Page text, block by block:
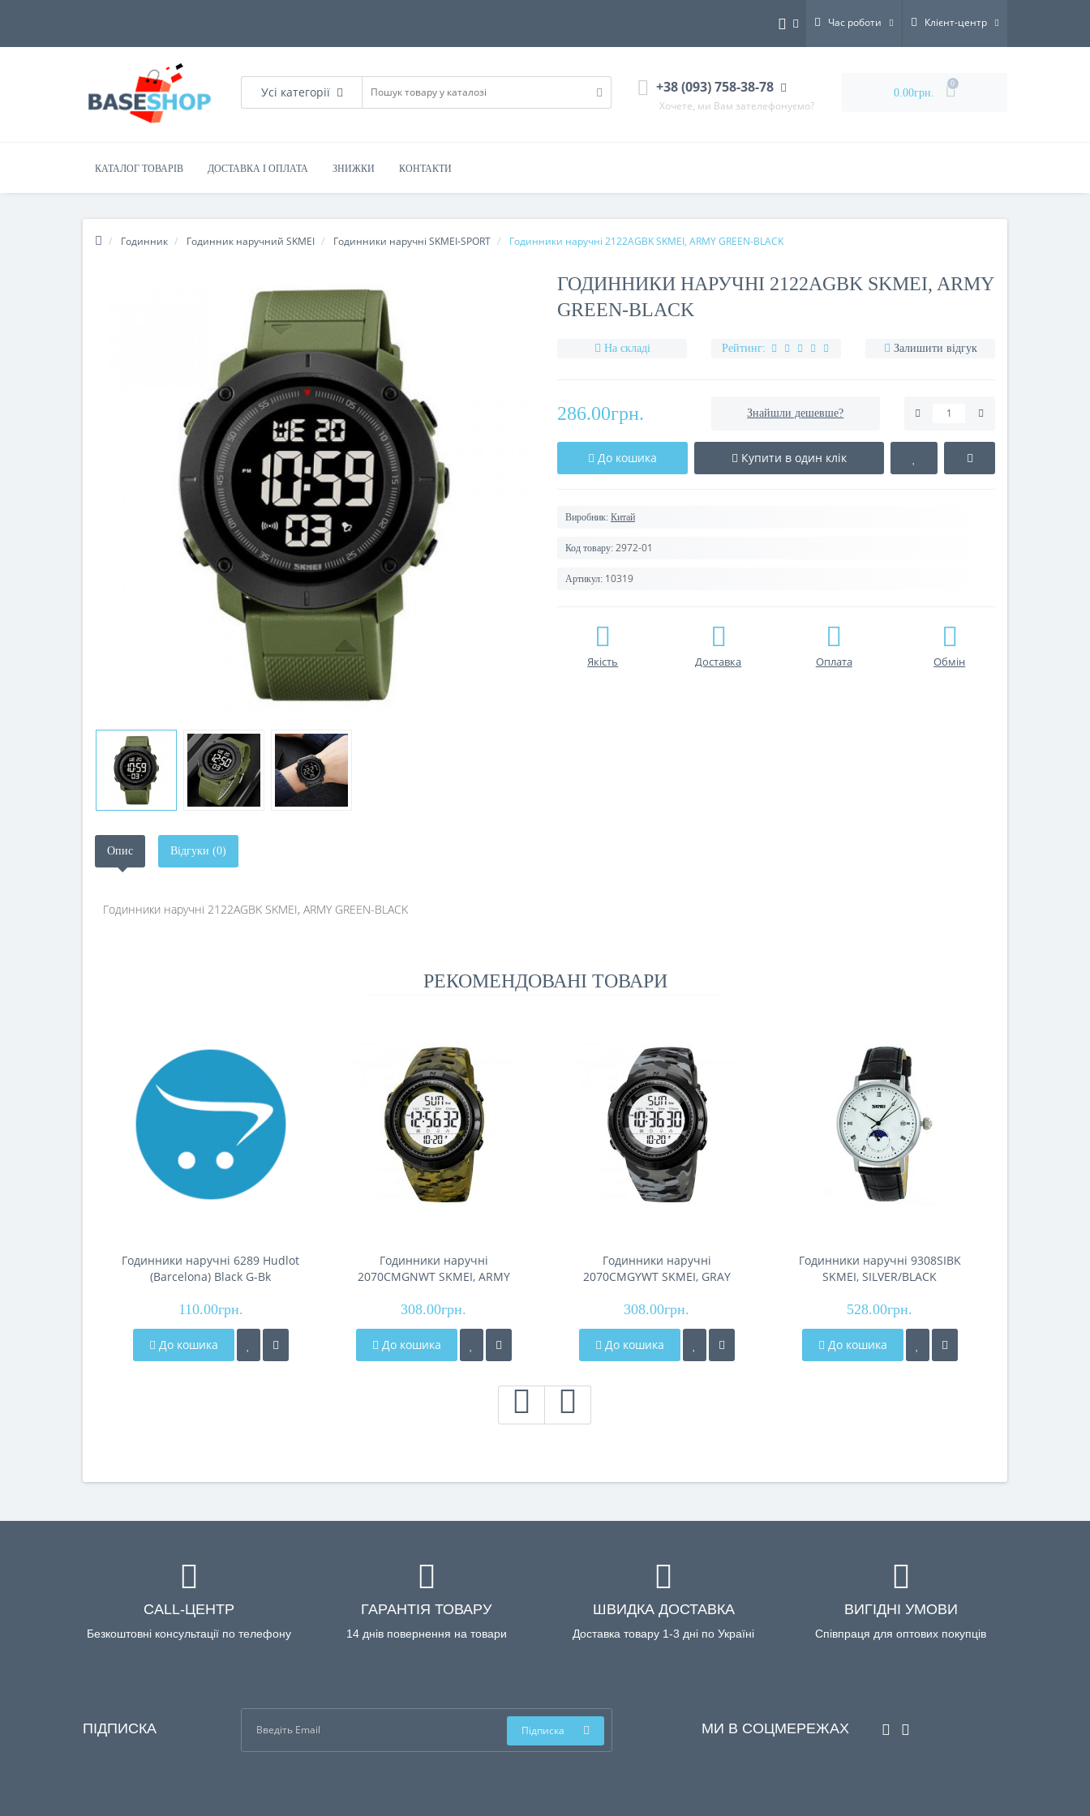
Час роботи Клієнт-центр
Усі категорії +38 (093) 758-38-78
Хочете, ми Вам зателефонуємо?
0.00грн.
0
КАТАЛОГ ТОВАРІВ ДОСТАВКА І ОПЛАТА ЗНИЖКИ КОНТАКТИ
Годинник Годинник наручний SKMEI Годинники наручні SKMEI-SPORT Годинники наручні 2122AGBK SKMEI, ARMY GREEN-BLACK
ГОДИННИКИ НАРУЧНІ 2122AGBK SKMEI, ARMY
GREEN-BLACK
На складі Рейтинг: Залишити відгук
286.00грн. Знайшли дешевше?
До кошика Купити в один клік
Виробник: Китай
Код товару: 2972-01
Артикул: 10319
Якість Доставка Оплата Обмін
Опис Відгуки (0)
Годинники наручні 2122AGBK SKMEI, ARMY GREEN-BLACK
РЕКОМЕНДОВАНІ ТОВАРИ
Годинники наручні 6289 Hudlot
(Barcelona) Black G-Bk
110.00грн.
До кошика
Годинники наручні
2070CMGNWT SKMEI, ARMY
308.00грн.
До кошика
Годинники наручні
2070CMGYWT SKMEI, GRAY
308.00грн.
До кошика
Годинники наручні 9308SIBK
SKMEI, SILVER/BLACK
528.00грн.
До кошика
CALL-ЦЕНТР
Безкоштовні консультації по телефону
ГАРАНТІЯ ТОВАРУ
14 днів повернення на товари
ШВИДКА ДОСТАВКА
Доставка товару 1-3 дні по Україні
ВИГІДНІ УМОВИ
Співпраця для оптових покупців
ПІДПИСКА Підписка МИ В СОЦМЕРЕЖАХ